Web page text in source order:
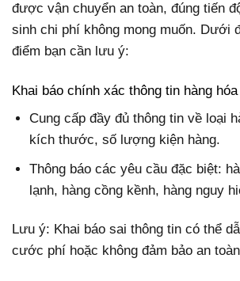
được vận chuyển an toàn, đúng tiến
sinh chi phí không mong muốn. Dưới
điểm bạn cần lưu ý:
Khai báo chính xác thông tin hàng hóa
Cung cấp đầy đủ thông tin về loại
kích thước, số lượng kiện hàng.
Thông báo các yêu cầu đặc biệt:
lạnh, hàng cồng kềnh, hàng nguy
Lưu ý: Khai báo sai thông tin có thể
cước phí hoặc không đảm bảo an